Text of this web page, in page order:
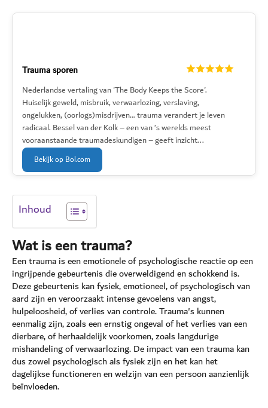
Trauma sporen
Nederlandse vertaling van 'The Body Keeps the Score'.
Huiselijk geweld, misbruik, verwaarlozing, verslaving,
ongelukken, (oorlogs)misdrijven… trauma verandert je leven
radicaal. Bessel van der Kolk – een van ’s werelds meest
vooraanstaande traumadeskundigen – geeft inzicht...
Bekijk op Bol.com
Inhoud
Wat is een trauma?
Een trauma is een emotionele of psychologische reactie op een
ingrijpende gebeurtenis die overweldigend en schokkend is.
Deze gebeurtenis kan fysiek, emotioneel, of psychologisch van
aard zijn en veroorzaakt intense gevoelens van angst,
hulpeloosheid, of verlies van controle. Trauma's kunnen
eenmalig zijn, zoals een ernstig ongeval of het verlies van een
dierbare, of herhaaldelijk voorkomen, zoals langdurige
mishandeling of verwaarlozing. De impact van een trauma kan
dus zowel psychologisch als fysiek zijn en het kan het
dagelijkse functioneren en welzijn van een persoon aanzienlijk
beïnvloeden.